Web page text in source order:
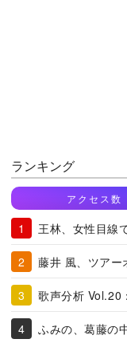
ランキング
アクセス数
王林、女性目線
藤井 風、ツアー
歌声分析 Vol.20
ふみの、葛藤の